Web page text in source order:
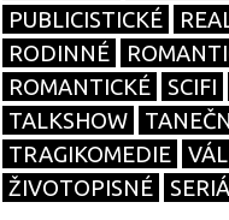
PUBLICISTICKÉ
RODINNÉ
ROMANTICKÉ
SCIFI
TALKSHOW
TRAGIKOMEDIE
ŽIVOTOPISNÉ